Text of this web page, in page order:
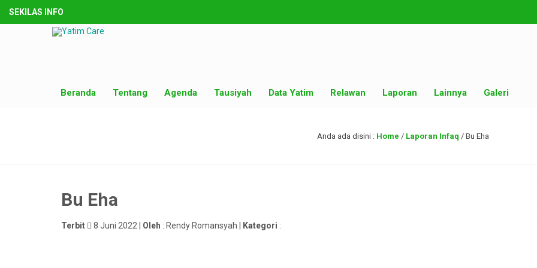
SEKILAS INFO
Beranda Tentang Agenda Tausiyah Data Yatim Relawan Laporan Lainnya Galeri
Anda ada disini : Home / Laporan Infaq / Bu Eha
Bu Eha
Terbit 8 Juni 2022 | Oleh : Rendy Romansyah | Kategori :